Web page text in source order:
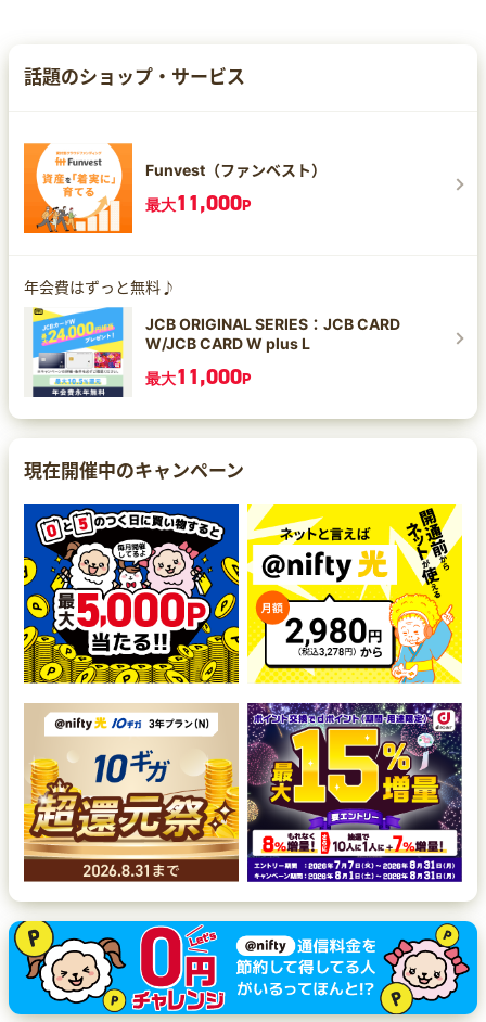
話題のショップ・サービス
Funvest（ファンベスト）
最大11,000P
年会費はずっと無料♪
JCB ORIGINAL SERIES：JCB CARD
W/JCB CARD W plus L
最大11,000P
現在開催中のキャンペーン